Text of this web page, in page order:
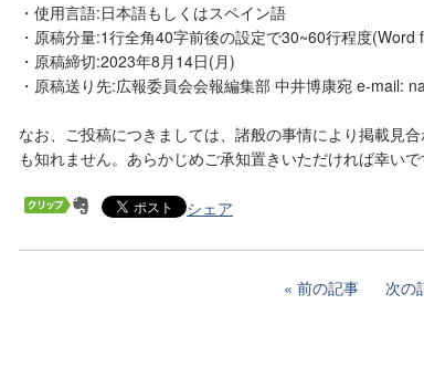
・使用言語:日本語もしくはスペイン語
・原稿分量:1行全角40字前後の設定で30~60行程度(Word
・原稿締切:2023年8月14日(月)
・原稿送り先:広報委員会会報編集部 中井博康宛 e-mail:
なお、ご投稿につきましては、諸般の事情により掲載見
も知れません。あらかじめご承知置きいただければ幸いで
シェア
前の記事 次の